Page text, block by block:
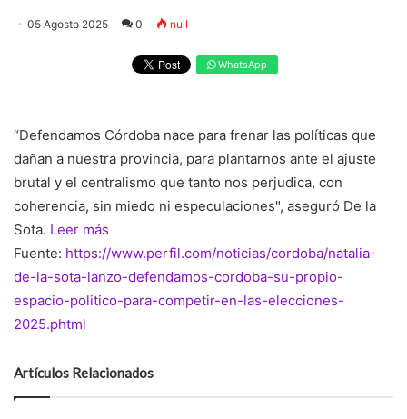
05 Agosto 2025 0 null
WhatsApp
“Defendamos Córdoba nace para frenar las políticas que
dañan a nuestra provincia, para plantarnos ante el ajuste
brutal y el centralismo que tanto nos perjudica, con
coherencia, sin miedo ni especulaciones", aseguró De la
Sota. Leer más
Fuente: https://www.perfil.com/noticias/cordoba/natalia-
de-la-sota-lanzo-defendamos-cordoba-su-propio-
espacio-politico-para-competir-en-las-elecciones-
2025.phtml
Artículos Relacionados